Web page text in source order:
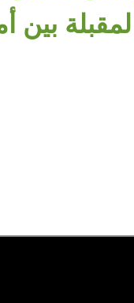
بين